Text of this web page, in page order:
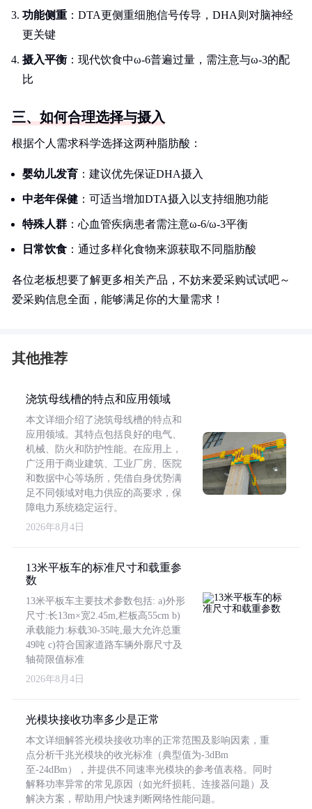
功能侧重 ：DTA更侧重细胞信号传导，DHA则对脑神经
更关键
摄入平衡 ：现代饮食中ω-6普遍过量，需注意与ω-3的配
比
三、如何合理选择与摄入
根据个人需求科学选择这两种脂肪酸：
婴幼儿发育 ：建议优先保证DHA摄入
中老年保健 ：可适当增加DTA摄入以支持细胞功能
特殊人群 ：心血管疾病患者需注意ω-6/ω-3平衡
日常饮食 ：通过多样化食物来源获取不同脂肪酸
各位老板想要了解更多相关产品，不妨来爱采购试试吧～
爱采购信息全面，能够满足你的大量需求！
其他推荐
浇筑母线槽的特点和应用领域
本文详细介绍了浇筑母线槽的特点和
应用领域。其特点包括良好的电气、
机械、防火和防护性能。在应用上，
广泛用于商业建筑、工业厂房、医院
和数据中心等场所，凭借自身优势满
足不同领域对电力供应的高要求，保
障电力系统稳定运行。
2026年8月4日
13米平板车的标准尺寸和载重参
数
13米平板车主要技术参数包括: a)外形
尺寸:长13m×宽2.45m,栏板高55cm b)
承载能力:标载30-35吨,最大允许总重
49吨 c)符合国家道路车辆外廓尺寸及
轴荷限值标准
2026年8月4日
光模块接收功率多少是正常
本文详细解答光模块接收功率的正常范围及影响因素，重
点分析千兆光模块的收光标准（典型值为-3dBm
至-24dBm），并提供不同速率光模块的参考值表格。同时
解释功率异常的常见原因（如光纤损耗、连接器问题）及
解决方案，帮助用户快速判断网络性能问题。